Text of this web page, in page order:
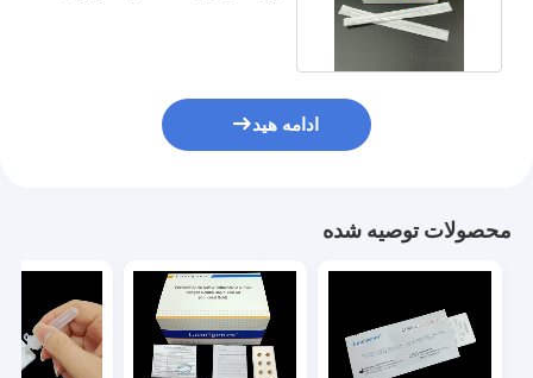
ادامه هید
محصولات توصیه شده